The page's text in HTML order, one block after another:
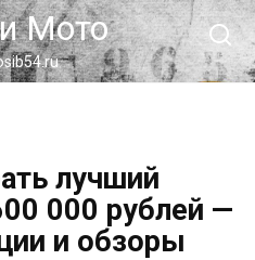
Мото
лучший
000 рублей —
и обзоры